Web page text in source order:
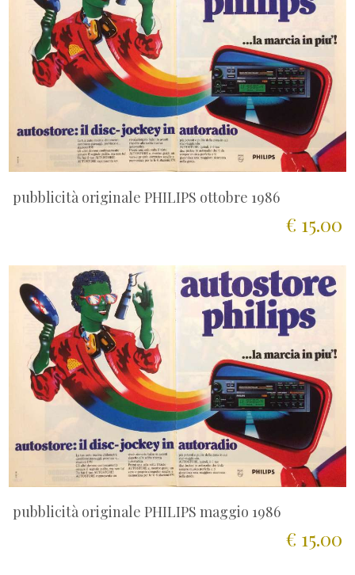
pubblicità originale PHILIPS ottobre 1986
€ 15.00
pubblicità originale PHILIPS maggio 1986
€ 15.00